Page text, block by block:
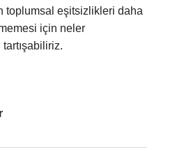
toplumsal eşitsizlikleri daha
için neler